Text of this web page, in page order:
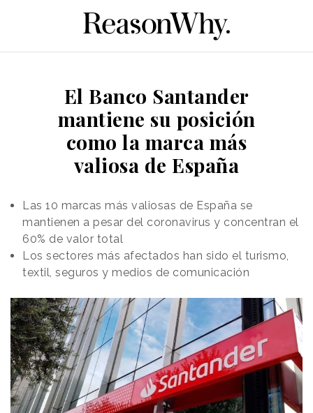
El Banco Santander
mantiene su posición
como la marca más
valiosa de España
Las 10 marcas más valiosas de España se
mantienen a pesar del coronavirus y concentran el
60% de valor total
Los sectores más afectados han sido el turismo,
textil, seguros y medios de comunicación